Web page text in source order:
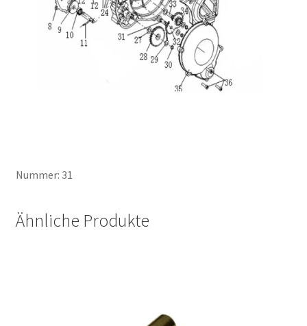
Nummer: 31
Ähnliche Produkte